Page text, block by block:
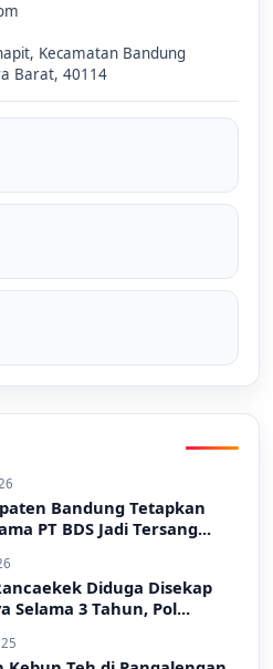
Kecamatan Bandung
Barat, 40114
Bandung Tetapkan
PT BDS Jadi Tersang...
Diduga Disekap
Selama 3 Tahun, Pol...